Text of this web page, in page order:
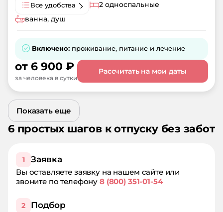
Все удобства
2 односпальные
ванна, душ
Включено: проживание, питание и лечение
от 6 900 ₽
за человека в сутки
Рассчитать на мои даты
Показать еще
6 простых шагов к отпуску без забот
1 Заявка
Вы оставляете заявку на нашем сайте или
звоните по телефону8 (800) 351-01-54
2 Подбор